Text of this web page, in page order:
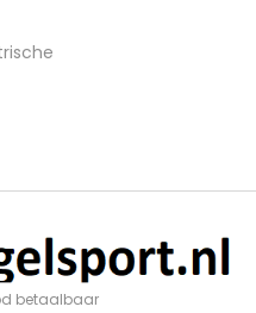
betaalbaar